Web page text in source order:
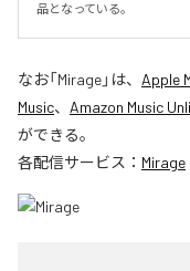
品となっている。
なお「Mirage」は、 Apple
Music、 Amazon Music
ができる。
各配信サービス： Mirage